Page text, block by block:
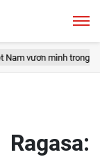
vươn mình trong kỷ